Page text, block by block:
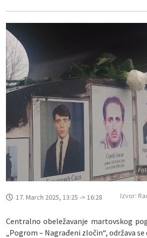
17. March 2025, 13:25 -> 16:28 Izvor:
Centralno obeležavanje martovskog
„Pogrom – Nagrađeni zločin“, održava se